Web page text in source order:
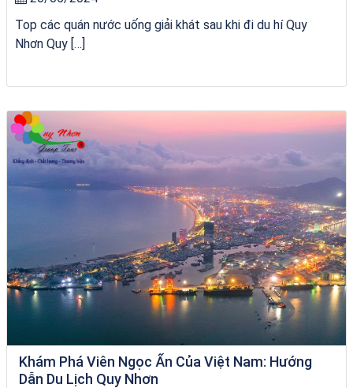
Top các quán nước uống giải khát sau khi đi du hí Quy
Nhơn Quy […]
Khám Phá Viên Ngọc Ẩn Của Việt Nam: Hướng
Dẫn Du Lịch Quy Nhơn